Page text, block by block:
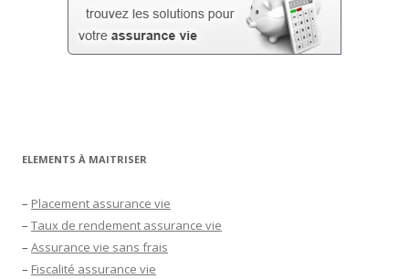
ELEMENTS À MAITRISER
– Placement assurance vie
– Taux de rendement assurance vie
– Assurance vie sans frais
– Fiscalité assurance vie